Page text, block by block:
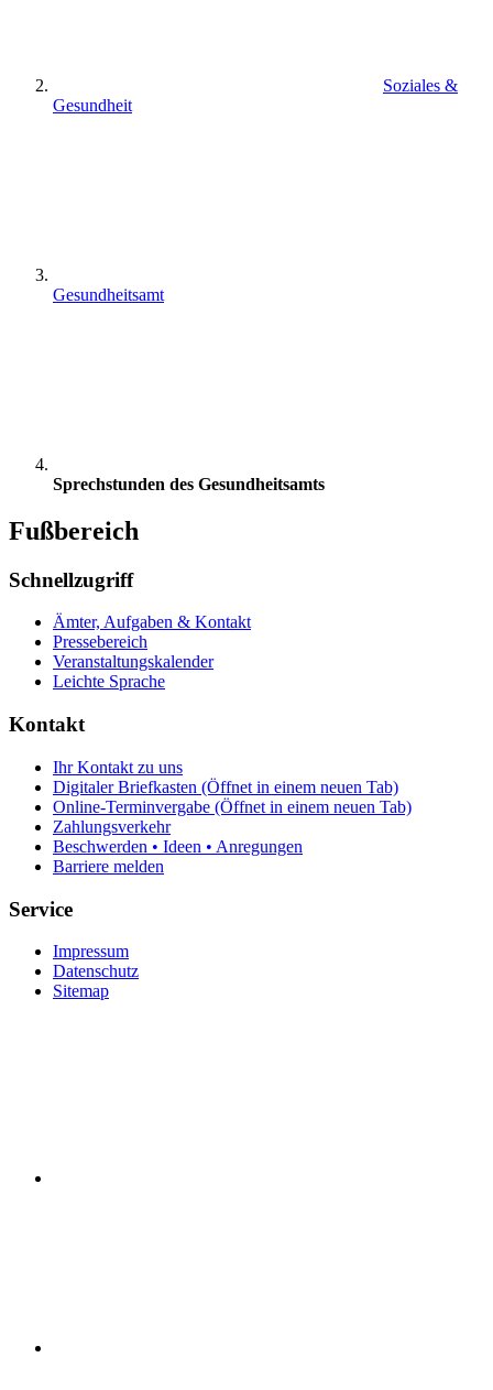
Soziales &
Gesundheit
Gesundheitsamt
Sprechstunden des Gesundheitsamts
Fußbereich
Schnellzugriff
Ämter, Aufgaben & Kontakt
Pressebereich
Veranstaltungskalender
Leichte Sprache
Kontakt
Ihr Kontakt zu uns
Digitaler Briefkasten (Öffnet in einem neuen Tab)
Online-Terminvergabe (Öffnet in einem neuen Tab)
Zahlungsverkehr
Beschwerden • Ideen • Anregungen
Barriere melden
Service
Impressum
Datenschutz
Sitemap